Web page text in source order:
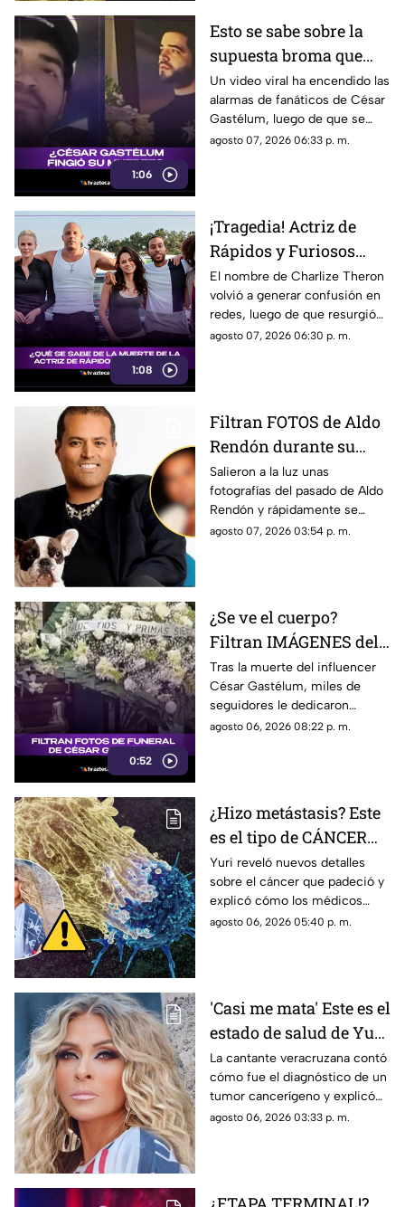
1:06
Esto se sabe sobre la
supuesta broma que
César Gastélum habría
hecho sobre su muerte
Un video viral ha encendido las
alarmas de fanáticos de César
Gastélum, luego de que se
comentara a especular que su
agosto 07, 2026 06:33 p. m.
1:08
¡Tragedia! Actriz de
Rápidos y Furiosos
vivió el PEOR momento
de su vida; esto se sabe
El nombre de Charlize Theron
volvió a generar confusión en
redes, luego de que resurgió
fue el dramático episodio
agosto 07, 2026 06:30 p. m.
Filtran FOTOS de Aldo
Rendón durante su
juventud; ¿quién es y
por qué todos hablan
de él?
Salieron a la luz unas
fotografías del pasado de Aldo
Rendón y rápidamente se
hicieron virales por cómo se
agosto 07, 2026 03:54 p. m.
0:52
¿Se ve el cuerpo?
Filtran IMÁGENES del
funeral de César
Gastélum [VIDEO]
Tras la muerte del influencer
César Gastélum, miles de
seguidores le dedicaron
mensajes de despedida,
agosto 06, 2026 08:22 p. m.
¿Hizo metástasis? Este
es el tipo de CÁNCER
que le diagnosticaron a
Yuri
Yuri reveló nuevos detalles
sobre el cáncer que padeció y
explicó cómo los médicos
encontraron un pequeño
agosto 06, 2026 05:40 p. m.
'Casi me mata' Este es el
estado de salud de Yuri
tras confirmar un
TUMOR cancerígeno
La cantante veracruzana contó
cómo fue el diagnóstico de un
tumor cancerígeno y explicó
cuál es su estado de salud.
agosto 06, 2026 03:33 p. m.